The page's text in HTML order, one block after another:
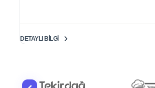
DETAYLI BILGI